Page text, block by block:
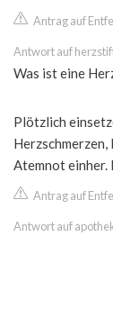
Antrag auf
Antwort auf
Was ist eine
Plötzlich
Atemnot einher.
Antrag auf
Antwort auf